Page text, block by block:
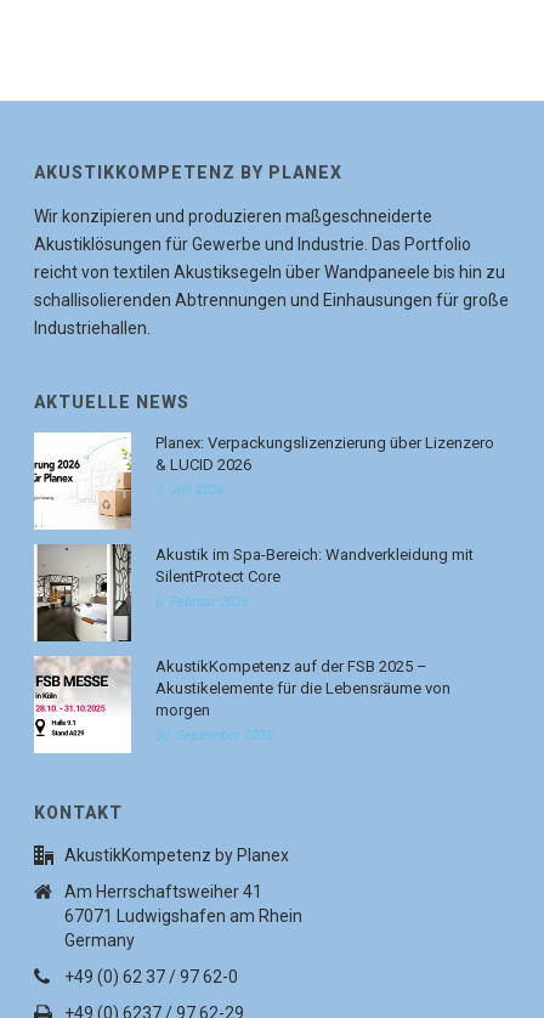
AKUSTIKKOMPETENZ BY PLANEX
Wir konzipieren und produzieren maßgeschneiderte
Akustiklösungen für Gewerbe und Industrie. Das Portfolio
reicht von textilen Akustiksegeln über Wandpaneele bis hin zu
schallisolierenden Abtrennungen und Einhausungen für große
Industriehallen.
AKTUELLE NEWS
Planex: Verpackungslizenzierung über Lizenzero
& LUCID 2026
7. Juli 2026
Akustik im Spa-Bereich: Wandverkleidung mit
SilentProtect Core
6. Februar 2026
AkustikKompetenz auf der FSB 2025 –
Akustikelemente für die Lebensräume von
morgen
30. September 2025
KONTAKT
AkustikKompetenz by Planex
Am Herrschaftsweiher 41
67071 Ludwigshafen am Rhein
Germany
+49 (0) 62 37 / 97 62-0
+49 (0) 6237 / 97 62-29